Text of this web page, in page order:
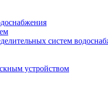
систем
устройством